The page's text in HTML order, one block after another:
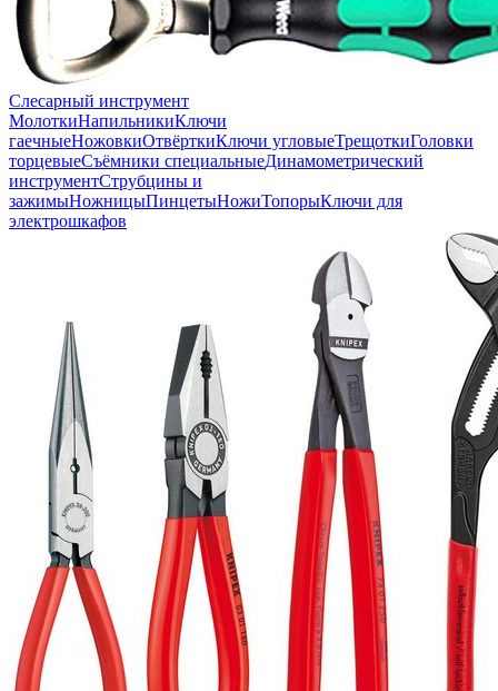
Слесарный инструмент
МолоткиНапильникиКлючи
гаечныеНожовкиОтвёрткиКлючи угловыеТрещоткиГоловки
торцевыеСъёмники специальныеДинамометрический
инструментСтрубцины и
зажимыНожницыПинцетыНожиТопорыКлючи для
электрошкафов